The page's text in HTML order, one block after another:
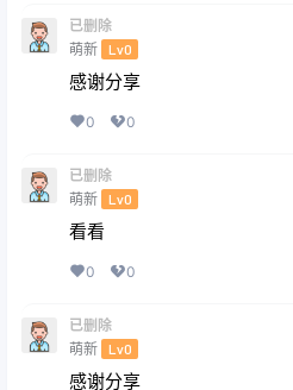
已删除
萌新 Lv0
感谢分享
0 0
已删除
萌新 Lv0
看看
0 0
已删除
萌新 Lv0
感谢分享